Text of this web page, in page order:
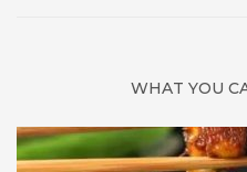
WHAT YOU